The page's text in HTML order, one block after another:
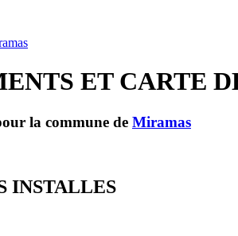
ET CARTE
la commune de Miramas
INSTALLES